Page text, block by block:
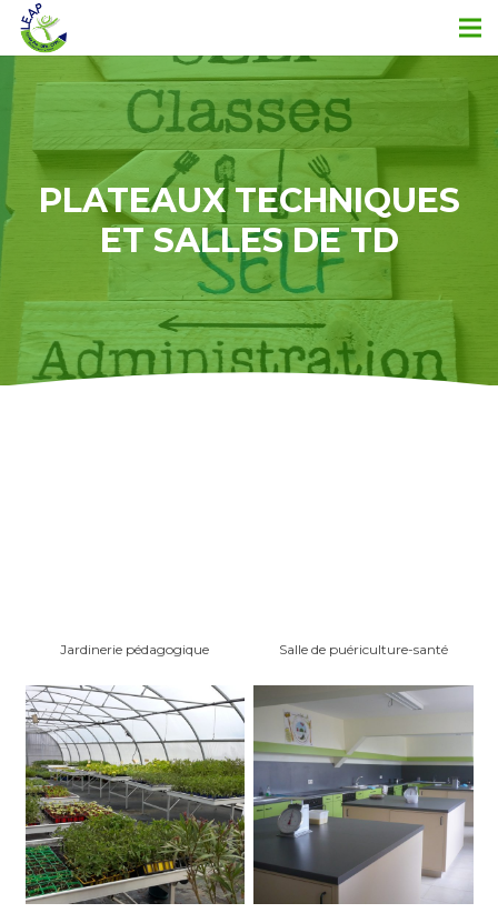
PLATEAUX TECHNIQUES
ET SALLES DE TD
Jardinerie pédagogique Salle de puériculture-santé